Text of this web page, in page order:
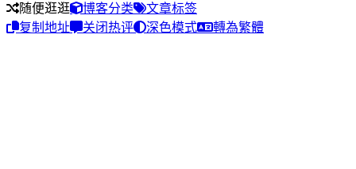
随便逛逛
博客分类
文章标签
复制地址
关闭热评 深色模式 轉為繁體